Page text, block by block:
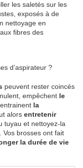
les saletés sur les
exposés à de
nettoyage en
fibres des
d’aspirateur ?
peuvent rester coincés
empêchent le
la
alors entretenir
tuyau et nettoyez-la
Vos brosses ont fait
la durée de vie